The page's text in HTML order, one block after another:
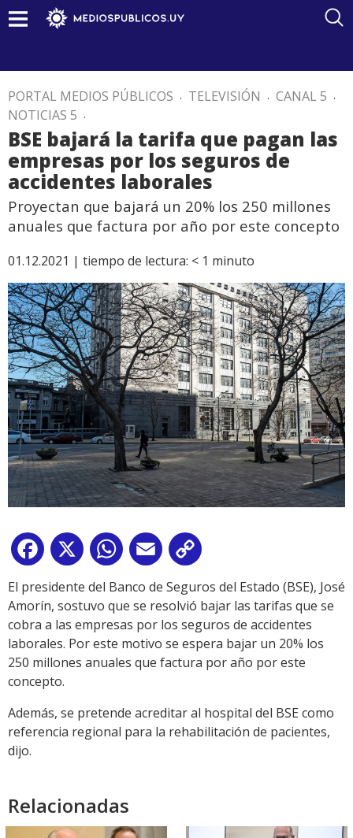
PORTAL MEDIOS PÚBLICOS . TELEVISIÓN . CANAL 5 .
NOTICIAS 5 .
BSE bajará la tarifa que pagan las
empresas por los seguros de
accidentes laborales
Proyectan que bajará un 20% los 250 millones
anuales que factura por año por este concepto
01.12.2021 | tiempo de lectura: < 1 minuto
Facebook
X WhatsApp
Email
Link
El presidente del Banco de Seguros del Estado (BSE), José
Amorín, sostuvo que se resolvió bajar las tarifas que se
cobra a las empresas por los seguros de accidentes
laborales. Por este motivo se espera bajar un 20% los
250 millones anuales que factura por año por este
concepto.
Además, se pretende acreditar al hospital del BSE como
referencia regional para la rehabilitación de pacientes,
dijo.
Relacionadas